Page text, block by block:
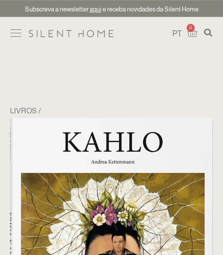
Subscreva a newsletteraqui e receba novidades da Silent Home
PT
0
LIVROS